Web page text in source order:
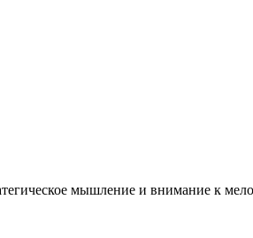
мышление и внимание к